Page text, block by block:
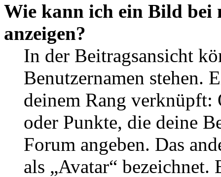
Wie kann ich ein Bild bei
anzeigen?
In der Beitragsansicht
Benutzernamen stehen.
deinem Rang verknüpft:
oder Punkte, die deine
Forum angeben. Das
als „Avatar“